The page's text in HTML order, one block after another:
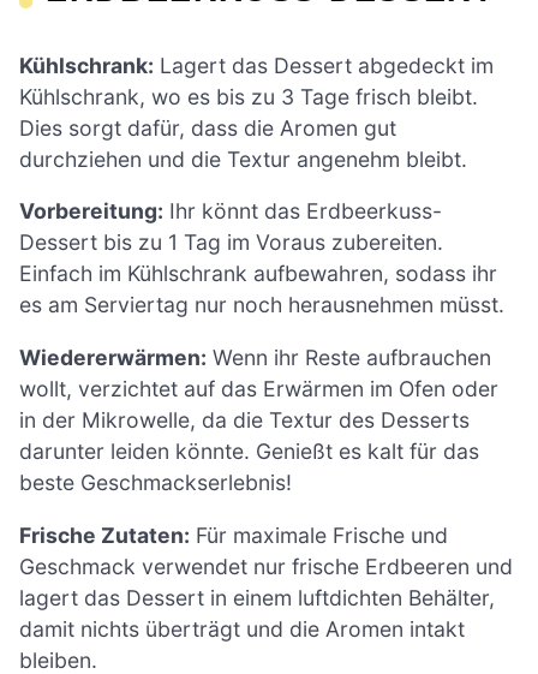
Kühlschrank: Lagert das Dessert abgedeckt im
Kühlschrank, wo es bis zu 3 Tage frisch bleibt.
Dies sorgt dafür, dass die Aromen gut
durchziehen und die Textur angenehm bleibt.
Vorbereitung: Ihr könnt das Erdbeerkuss-
Dessert bis zu 1 Tag im Voraus zubereiten.
Einfach im Kühlschrank aufbewahren, sodass ihr
es am Serviertag nur noch herausnehmen müsst.
Wiedererwärmen: Wenn ihr Reste aufbrauchen
wollt, verzichtet auf das Erwärmen im Ofen oder
in der Mikrowelle, da die Textur des Desserts
darunter leiden könnte. Genießt es kalt für das
beste Geschmackserlebnis!
Frische Zutaten: Für maximale Frische und
Geschmack verwendet nur frische Erdbeeren und
lagert das Dessert in einem luftdichten Behälter,
damit nichts überträgt und die Aromen intakt
bleiben.